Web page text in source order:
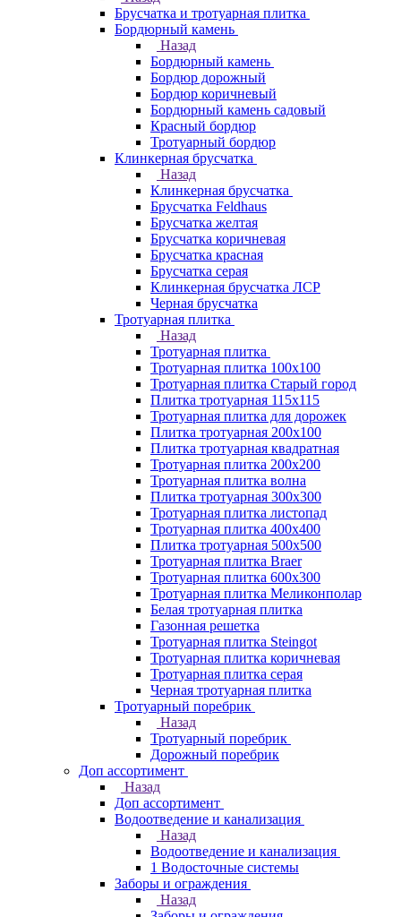
Брусчатка и тротуарная плитка
Бордюрный камень
Назад
Бордюрный камень
Бордюр дорожный
Бордюр коричневый
Бордюрный камень садовый
Красный бордюр
Тротуарный бордюр
Клинкерная брусчатка
Назад
Клинкерная брусчатка
Брусчатка Feldhaus
Брусчатка желтая
Брусчатка коричневая
Брусчатка красная
Брусчатка серая
Клинкерная брусчатка ЛСР
Черная брусчатка
Тротуарная плитка
Назад
Тротуарная плитка
Тротуарная плитка 100x100
Тротуарная плитка Старый город
Плитка тротуарная 115x115
Тротуарная плитка для дорожек
Плитка тротуарная 200х100
Плитка тротуарная квадратная
Тротуарная плитка 200х200
Тротуарная плитка волна
Плитка тротуарная 300х300
Тротуарная плитка листопад
Тротуарная плитка 400х400
Плитка тротуарная 500x500
Тротуарная плитка Braer
Тротуарная плитка 600х300
Тротуарная плитка Меликонполар
Белая тротуарная плитка
Газонная решетка
Тротуарная плитка Steingot
Тротуарная плитка коричневая
Тротуарная плитка серая
Черная тротуарная плитка
Тротуарный поребрик
Назад
Тротуарный поребрик
Дорожный поребрик
Доп ассортимент
Назад
Доп ассортимент
Водоотведение и канализация
Назад
Водоотведение и канализация
1 Водосточные системы
Заборы и ограждения
Назад